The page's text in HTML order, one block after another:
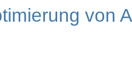
von